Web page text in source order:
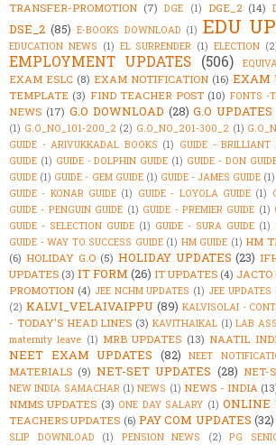
TRANSFER-PROMOTION (7) DGE (1) DGE_2 (14)
DSE_2 (85) E-BOOKS DOWNLOAD (1) EDU
EDUCATION NEWS (1) EL SURRENDER (1) ELECTION
EMPLOYMENT UPDATES (506)
EXAM ESLC (8) EXAM NOTIFICATION (16) EXAM
TEMPLATE (3) FIND TEACHER POST (10) FONTS -
NEWS (17) G.O DOWNLOAD (28) G.O UPDATES
(1) G.O_NO_101-200_2 (2) G.O_NO_201-300_2 (1)
GUIDE - ARIVUKKADAL BOOKS (1) GUIDE - BRILLIANT
GUIDE (1) GUIDE - DOLPHIN GUIDE (1) GUIDE - DON
GUIDE (1) GUIDE - GEM GUIDE (1) GUIDE - JAMES GUIDE (1)
GUIDE - KONAR GUIDE (1) GUIDE - LOYOLA GUIDE (1)
GUIDE - PENGUIN GUIDE (1) GUIDE - PREMIER GUIDE (1)
GUIDE - SELECTION GUIDE (1) GUIDE - SURA GUIDE (1)
GUIDE - WAY TO SUCCESS GUIDE (1) HM GUIDE (1) HM
(6) HOLIDAY G.O (5) HOLIDAY UPDATES (23)
UPDATES (3) IT FORM (26) IT UPDATES (4) JACTO
PROMOTION (4) JEE NCHM UPDATES (1) JEE UPDATES
(2) KALVI_VELAIVAIPPU (89) KALVISOLAI -
- TODAY'S HEAD LINES (3) KAVITHAIKAL (1) LAB
maternity leave (1) MRB UPDATES (13) NAATIL
NEET EXAM UPDATES (82) NEET
MATERIALS (9) NET-SET UPDATES (28) NET-
NEW INDIA SAMACHAR (1) NEWS (1) NEWS - INDIA
NMMS UPDATES (3) ONE DAY SALARY (1) ONLINE
TEACHERS UPDATES (6) PAY COM UPDATES (32)
SLIP DOWNLOAD
(1) PENSION NEWS (2) PG